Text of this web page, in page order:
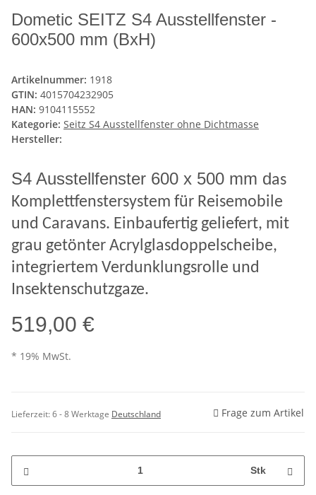
Dometic SEITZ S4 Ausstellfenster -
600x500 mm (BxH)
Artikelnummer: 1918
GTIN: 4015704232905
HAN: 9104115552
Kategorie: Seitz S4 Ausstellfenster ohne Dichtmasse
Hersteller:
S4 Ausstellfenster 600 x 500 mm das
Komplettfenstersystem für Reisemobile
und Caravans. Einbaufertig geliefert, mit
grau getönter Acrylglasdoppelscheibe,
integriertem Verdunklungsrolle und
Insektenschutzgaze.
519,00 €
* 19% MwSt.
Lieferzeit:6 - 8 Werktage Deutschland Frage zum Artikel
Stk